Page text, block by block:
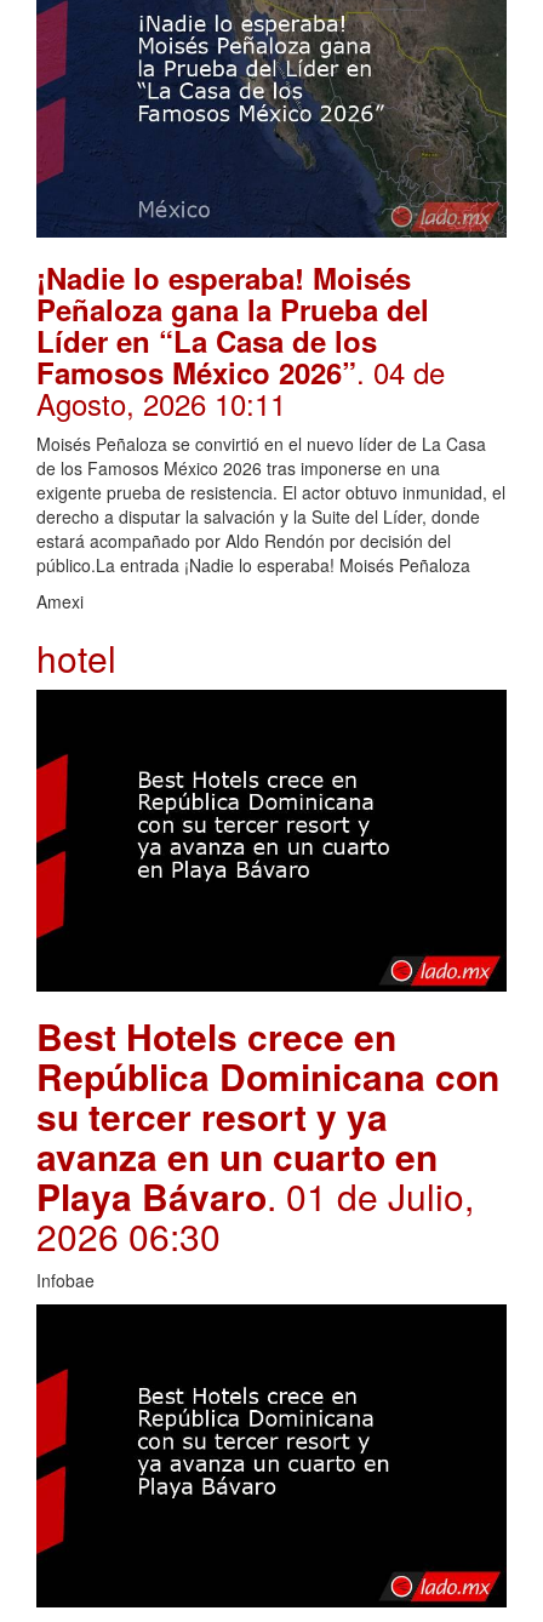
¡Nadie lo esperaba! Moisés
Peñaloza gana la Prueba del
Líder en “La Casa de los
Famosos México 2026”. 04 de
Agosto, 2026 10:11
Moisés Peñaloza se convirtió en el nuevo líder de La Casa
de los Famosos México 2026 tras imponerse en una
exigente prueba de resistencia. El actor obtuvo inmunidad, el
derecho a disputar la salvación y la Suite del Líder, donde
estará acompañado por Aldo Rendón por decisión del
público.La entrada ¡Nadie lo esperaba! Moisés Peñaloza
Amexi
hotel
Best Hotels crece en
República Dominicana con
su tercer resort y ya
avanza en un cuarto en
Playa Bávaro. 01 de Julio,
2026 06:30
Infobae